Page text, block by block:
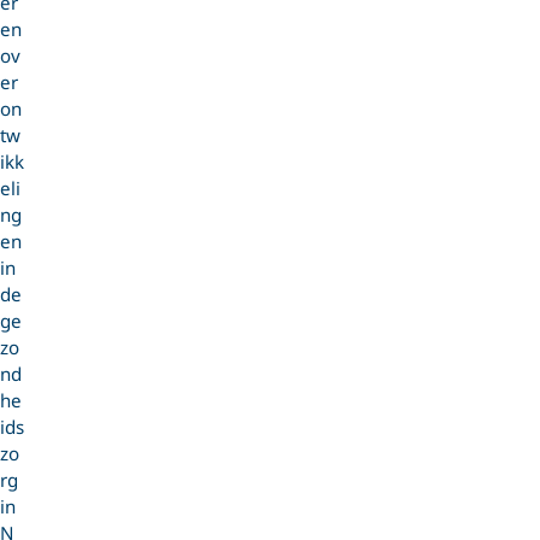
en
ov
er
on
tw
ikk
eli
ng
en
in
de
ge
zo
nd
he
ids
zo
rg
in
N